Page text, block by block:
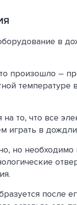
в
произошло –
температуре
то, что все
играть в
но необходимо
после